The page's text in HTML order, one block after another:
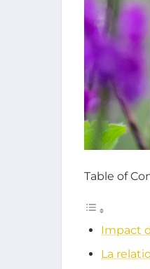
Table of
Impact
La